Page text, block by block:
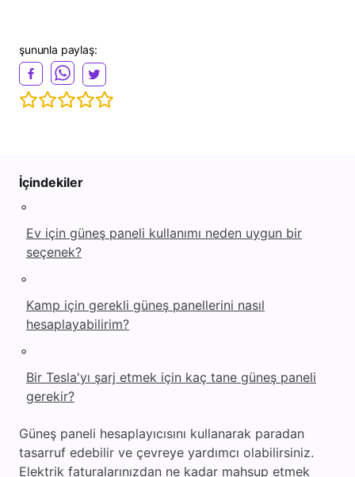
şununla paylaş:
İçindekiler
◦
Ev için güneş paneli kullanımı neden uygun bir
seçenek?
◦
Kamp için gerekli güneş panellerini nasıl
hesaplayabilirim?
◦
Bir Tesla'yı şarj etmek için kaç tane güneş paneli
gerekir?
Güneş paneli hesaplayıcısını kullanarak paradan
tasarruf edebilir ve çevreye yardımcı olabilirsiniz.
Elektrik faturalarınızdan ne kadar mahsup etmek